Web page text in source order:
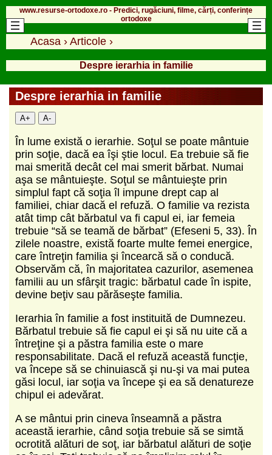
www.resurse-ortodoxe.ro - Predici, rugăciuni, filme, cărți, conferințe
ortodoxe
Acasa › Articole ›
Despre ierarhia in familie
Despre ierarhia in familie
A+ A-
În lume există o ierarhie. Soţul se poate mântuie
prin soţie, dacă ea îşi ştie locul. Ea trebuie să fie
mai smerită decât cel mai smerit bărbat. Numai
aşa se mântuieşte. Soţul se mântuieşte prin
simplul fapt că soţia îl impune drept cap al
familiei, chiar dacă el refuză. O familie va rezista
atât timp cât bărbatul va fi capul ei, iar femeia
trebuie “să se teamă de bărbat” (Efeseni 5, 33). În
zilele noastre, există foarte multe femei energice,
care întreţin familia şi încearcă să o conducă.
Observăm că, în majoritatea cazurilor, asemenea
familii au un sfârşit tragic: bărbatul cade în ispite,
devine beţiv sau părăseşte familia.
Ierarhia în familie a fost instituită de Dumnezeu.
Bărbatul trebuie să fie capul ei şi să nu uite că a
întreţine şi a păstra familia este o mare
responsabilitate. Dacă el refuză această funcţie,
va începe să se chinuiască şi nu-şi va mai putea
găsi locul, iar soţia va începe şi ea să denatureze
chipul ei adevărat.
A se mântui prin cineva înseamnă a păstra
această ierarhie, când soţia trebuie să se simtă
ocrotită alături de soţ, iar bărbatul alături de soţie